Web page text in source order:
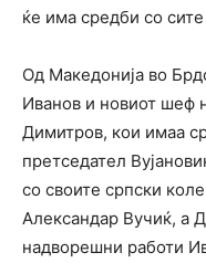
ќе има средби со
Од Македонија во
Иванов и новиот шеф
Димитров, кои имаа
претседател
со своите српски
Александар Вучиќ, а
надворешни работи